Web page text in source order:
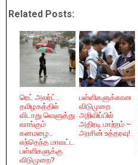
Related Posts:
ரெட் அலர்ட்..
தமிழகத்தில்
விடாது வெளுத்து
வாங்கும்
கனமழை..
எந்தெந்த மாவட்ட
பள்ளிகளுக்கு
விடுமுறை?
பள்ளிகளுக்கான
விடுமுறை
அறிவிப்பில்
அதிரடி மாற்றம் –
அரசின் உத்தரவு!